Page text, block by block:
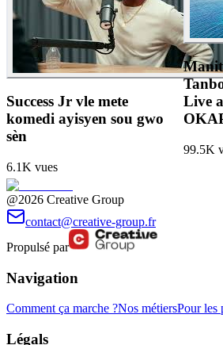
Success Jr vle mete
komedi ayisyen sou gwo
sèn
6.1K vues
Live
99.5K
@2026 Creative Group
contact@creative-group.fr
Propulsé par
Navigation
Comment ça marche ?Nos métiersPour les
Légals